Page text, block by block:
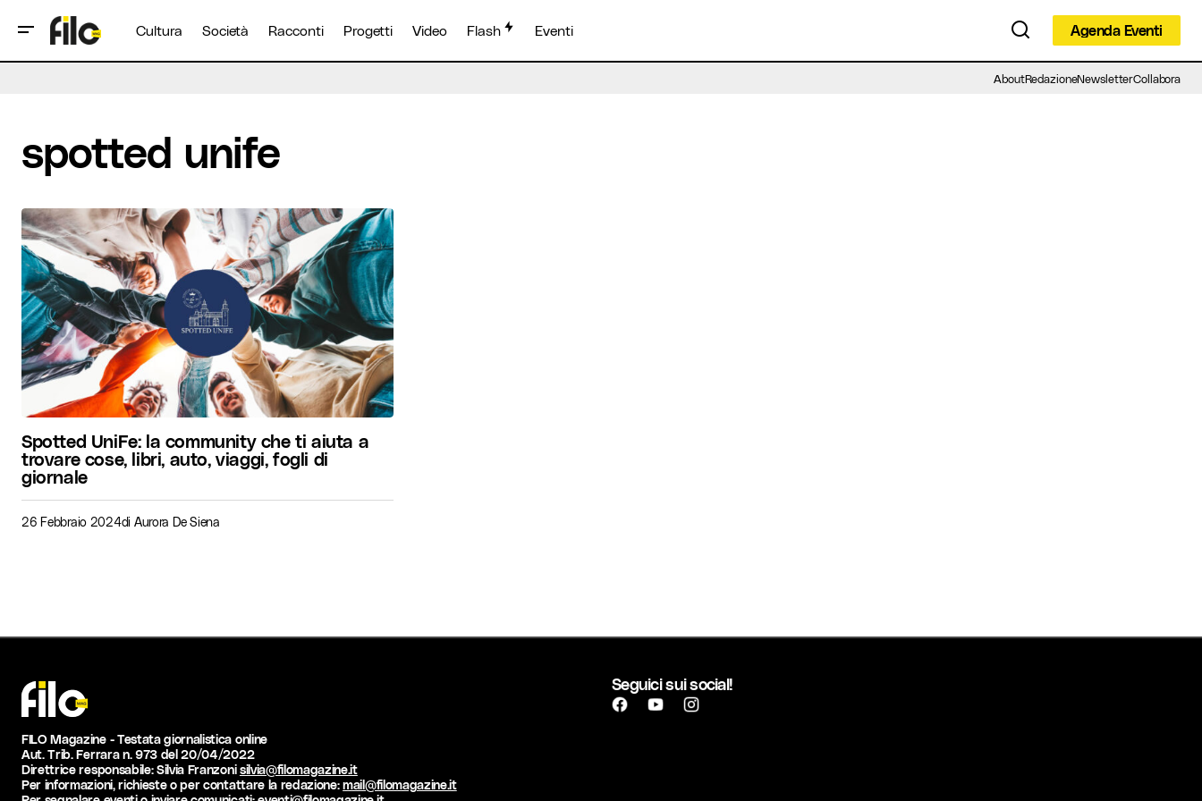
Cultura Società Racconti Progetti Video Flash Eventi
Agenda Eventi
Agenda Eventi
AboutRedazioneNewsletterCollabora
spotted unife
Spotted UniFe: la community che ti aiuta a
trovare cose, libri, auto, viaggi, fogli di
giornale
26 Febbraio 2024di Aurora De Siena
FILO Magazine - Testata giornalistica online
Aut. Trib. Ferrara n. 973 del 20/04/2022
Direttrice responsabile: Silvia Franzonisilvia@filomagazine.it
Per informazioni, richieste o per contattare la redazione:mail@filomagazine.it
Seguici sui social!